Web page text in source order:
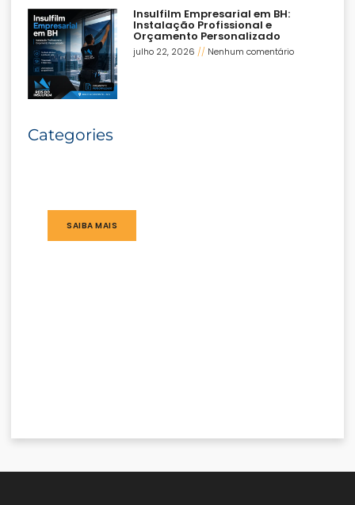
Insulfilm Empresarial em BH:
Instalação Profissional e
Orçamento Personalizado
julho 22, 2026 Nenhum comentário
Categories
SAIBA MAIS